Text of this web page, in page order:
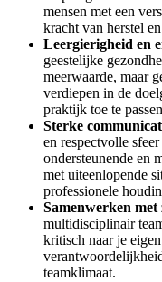
mensen met een
kracht van herstel
Leergierigheid en
geestelijke
meerwaarde, maar
verdiepen in de
praktijk toe te
Sterke
en respectvolle
ondersteunende en
met uiteenlopende
professionele
Samenwerken met
multidisciplinair
kritisch naar je
teamklimaat.